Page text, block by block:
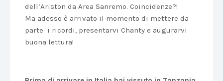
dell’Ariston da Area Sanremo. Coincidenze?!
Ma adesso è arrivato il momento di mettere da
parte i ricordi, presentarvi Chanty e augurarvi
buona lettura!